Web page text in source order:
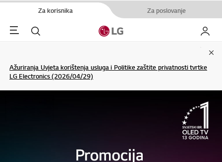
Za korisnika Za poslovanje
Menu Pretraživanje My LG
Ažuriranja Uvjeta korištenja usluga i Politike zaštite privatnosti tvrtke
LG Electronics (2026/04/29)